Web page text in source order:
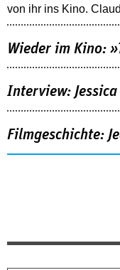
von ihr ins Kino.
Wieder im Kino:
Interview:
Filmgeschichte: